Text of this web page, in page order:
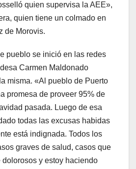
quien supervisa la AEE»,
quien tiene un colmado en
de Morovis.
pueblo se inició en las redes
Carmen Maldonado
misma. «Al pueblo de Puerto
promesa de proveer 95% de
pasada. Luego de esa
todas las excusas habidas
está indignada. Todos los
graves de salud, casos que
y estoy haciendo